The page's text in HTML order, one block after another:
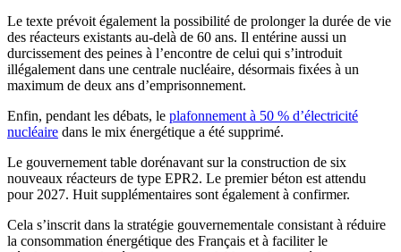
Le texte prévoit également la possibilité de prolonger la durée de vie
des réacteurs existants au-delà de 60 ans. Il entérine aussi un
durcissement des peines à l’encontre de celui qui s’introduit
illégalement dans une centrale nucléaire, désormais fixées à un
maximum de deux ans d’emprisonnement.
Enfin, pendant les débats, le plafonnement à 50 % d’électricité
nucléaire dans le mix énergétique a été supprimé.
Le gouvernement table dorénavant sur la construction de six
nouveaux réacteurs de type EPR2. Le premier béton est attendu
pour 2027. Huit supplémentaires sont également à confirmer.
Cela s’inscrit dans la stratégie gouvernementale consistant à réduire
la consommation énergétique des Français et à faciliter le